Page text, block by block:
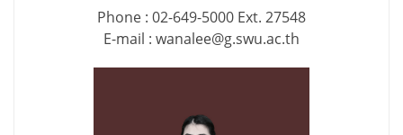
Phone : 02-649-5000 Ext. 27548
E-mail : wanalee@g.swu.ac.th